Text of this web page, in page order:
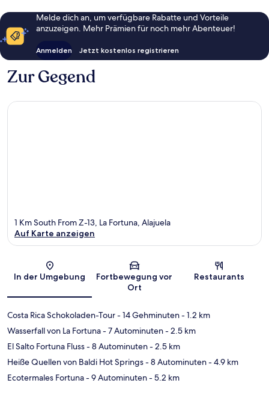
Melde dich an, um verfügbare Rabatte und Vorteile
anzuzeigen. Mehr Prämien für noch mehr Abenteuer!
Anmelden Jetzt kostenlos registrieren
Zur Gegend
Karte
1 Km South From Z-13, La Fortuna, Alajuela
Auf Karte anzeigen
In der Umgebung
Fortbewegung vor
Ort
Restaurants
Costa Rica Schokoladen-Tour- 14 Gehminuten- 1.2 km
Wasserfall von La Fortuna- 7 Autominuten- 2.5 km
El Salto Fortuna Fluss- 8 Autominuten- 2.5 km
Heiße Quellen von Baldi Hot Springs- 8 Autominuten- 4.9 km
Ecotermales Fortuna- 9 Autominuten- 5.2 km